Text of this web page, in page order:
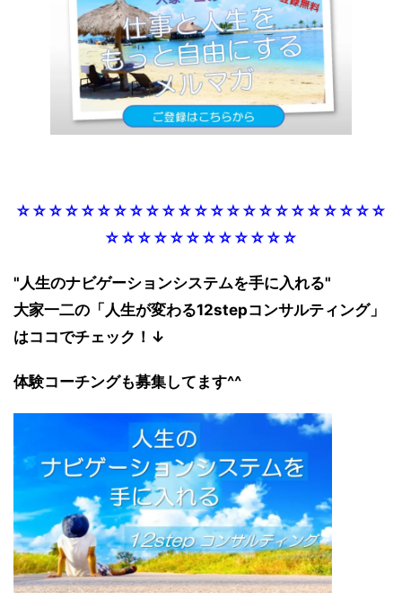
☆☆☆☆☆☆☆☆☆☆☆☆☆☆☆☆☆☆☆☆☆☆☆
☆☆☆☆☆☆☆☆☆☆☆☆
"人生のナビゲーションシステムを手に入れる"
大家一二の「人生が変わる12stepコンサルティング」
はココでチェック！↓
体験コーチングも募集してます^^